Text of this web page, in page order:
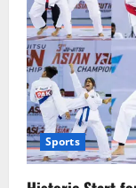
Sports